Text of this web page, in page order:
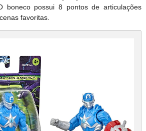
boneco possui 8 pontos de articulações
favoritas.